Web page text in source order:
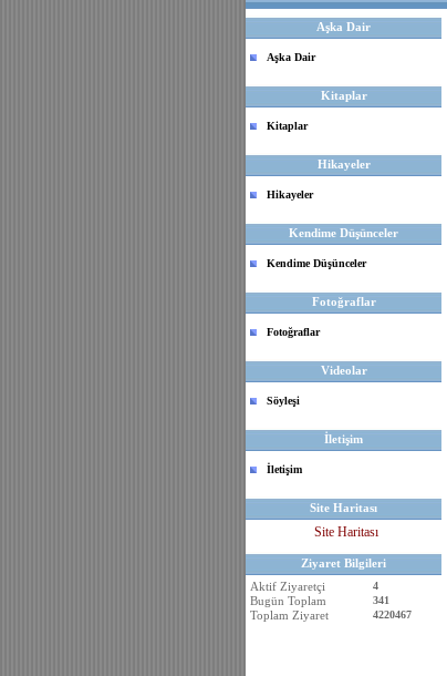
Aşka Dair
Aşka Dair
Kitaplar
Kitaplar
Hikayeler
Hikayeler
Kendime Düşünceler
Kendime Düşünceler
Fotoğraflar
Fotoğraflar
Videolar
Söyleşi
İletişim
İletişim
Site Haritası
Site Haritası
Ziyaret Bilgileri
Aktif Ziyaretçi
4
Bugün Toplam 341
Toplam Ziyaret 4220467